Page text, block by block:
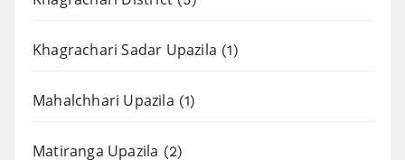
Khagrachari Sadar Upazila (1)
Mahalchhari Upazila (1)
Matiranga Upazila (2)